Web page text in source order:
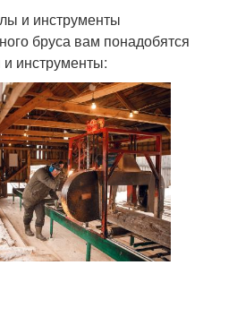
и инструменты
бруса вам понадобятся
инструменты: